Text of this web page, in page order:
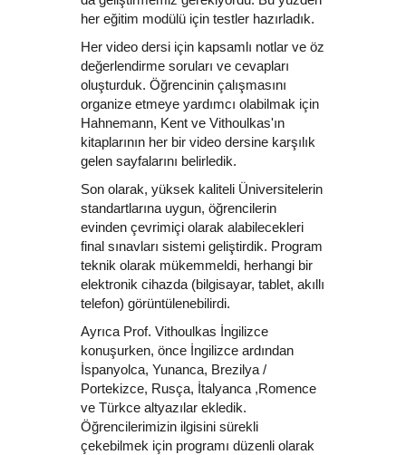
her eğitim modülü için testler hazırladık.
Her video dersi için kapsamlı notlar ve öz
değerlendirme soruları ve cevapları
oluşturduk. Öğrencinin çalışmasını
organize etmeye yardımcı olabilmak için
Hahnemann, Kent ve Vithoulkas'ın
kitaplarının her bir video dersine karşılık
gelen sayfalarını belirledik.
Son olarak, yüksek kaliteli Üniversitelerin
standartlarına uygun, öğrencilerin
evinden çevrimiçi olarak alabilecekleri
final sınavları sistemi geliştirdik. Program
teknik olarak mükemmeldi, herhangi bir
elektronik cihazda (bilgisayar, tablet, akıllı
telefon) görüntülenebilirdi.
Ayrıca Prof. Vithoulkas İngilizce
konuşurken, önce İngilizce ardından
İspanyolca, Yunanca, Brezilya /
Portekizce, Rusça, İtalyanca ,Romence
ve Türkce altyazılar ekledik.
Öğrencilerimizin ilgisini sürekli
çekebilmek için programı düzenli olarak